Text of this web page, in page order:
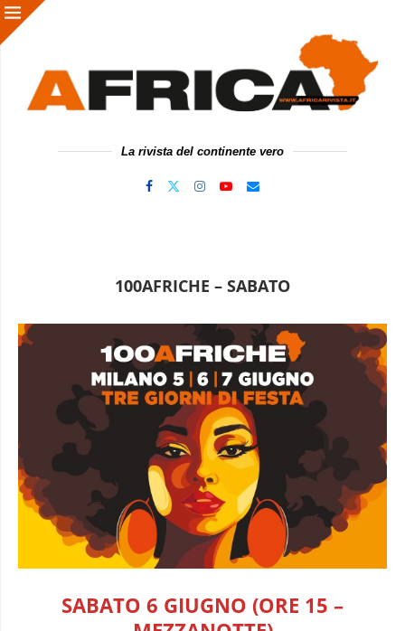
La rivista del continente vero
100AFRICHE – SABATO
SABATO 6 GIUGNO (ORE 15 –